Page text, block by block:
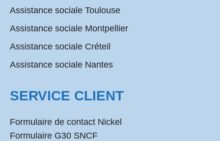
Assistance sociale Toulouse
Assistance sociale Montpellier
Assistance sociale Créteil
Assistance sociale Nantes
SERVICE CLIENT
Formulaire de contact Nickel
Formulaire G30 SNCF